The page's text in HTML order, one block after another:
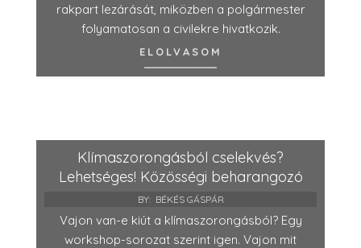
rakpart lezárását, miközben a polgármester
folyamatosan a civilekre hivatkozik.
ELOLVASOM
Klímaszorongásból cselekvés?
Lehetséges! Közösségi beharangozó
BY: BÉKÉS GÁSPÁR
Vajon van-e kiút a klímaszorongásból? Egy
workshop-sorozat szerint igen. Vajon mit